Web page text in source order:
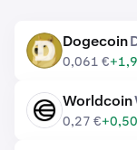
DOGE Dogecoin
0,061 €
WLD Worldcoin
0,27 €